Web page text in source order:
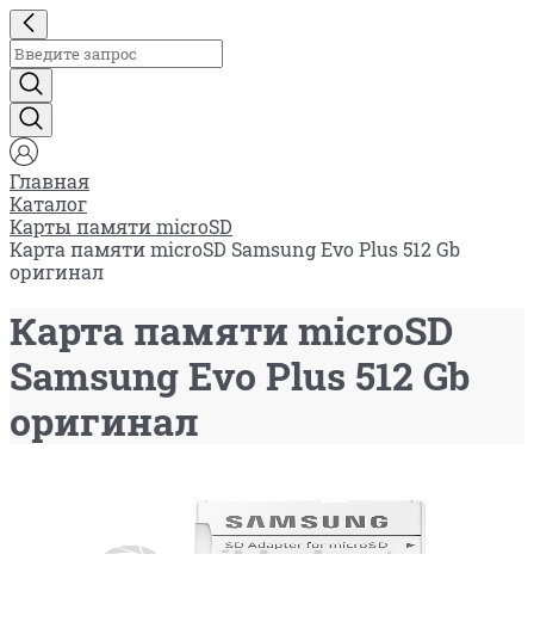
Главная
Каталог
Карты памяти microSD
Карта памяти microSD Samsung Evo Plus 512 Gb
оригинал
Карта памяти microSD
Samsung Evo Plus 512 Gb
оригинал